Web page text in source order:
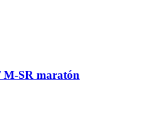
M-SR maratón